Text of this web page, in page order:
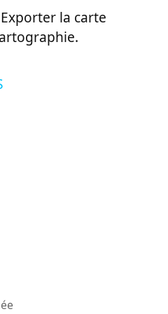
la carte